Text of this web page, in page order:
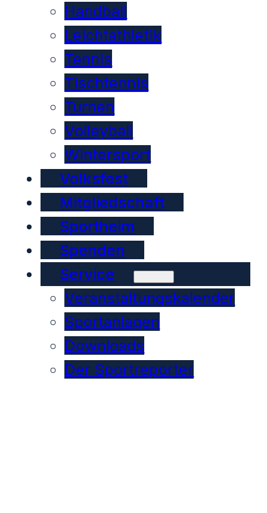
Handball
Leichtathletik
Tennis
Tischtennis
Turnen
Volleyball
Wintersport
Volksfest
Mitgliedschaft
Sportheim
Spenden
Service
Veranstaltungskalender
Sportanlagen
Downloads
Der Sportreporter